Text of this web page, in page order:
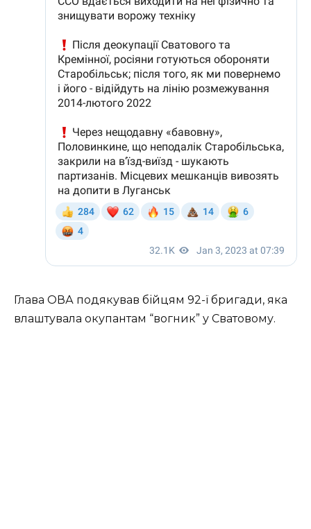
Глава ОВА подякував бійцям 92-ї бригади, яка
влаштувала окупантам “вогник” у Сватовому.